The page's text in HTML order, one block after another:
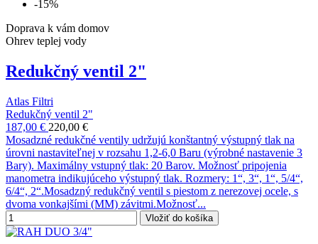
-15%
Doprava k vám domov
Ohrev teplej vody
Redukčný ventil 2"
Atlas Filtri
Redukčný ventil 2"
187,00 € 220,00 €
Mosadzné redukčné ventily udržujú konštantný výstupný tlak na
úrovni nastaviteľnej v rozsahu 1,2-6,0 Baru (výrobné nastavenie 3
Bary). Maximálny vstupný tlak: 20 Barov. Možnosť pripojenia
manometra indikujúceho výstupný tlak. Rozmery: 1“, 3“, 1“, 5/4“,
6/4“, 2“.Mosadzný redukčný ventil s piestom z nerezovej ocele, s
dvoma vonkajšími (MM) závitmi.Možnosť...
Vložiť do košíka